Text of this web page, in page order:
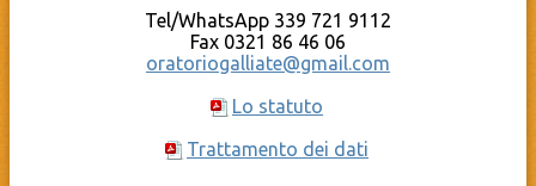
Tel/WhatsApp 339 721 9112
Fax 0321 86 46 06
oratoriogalliate@gmail.com
Lo statuto
Trattamento dei dati